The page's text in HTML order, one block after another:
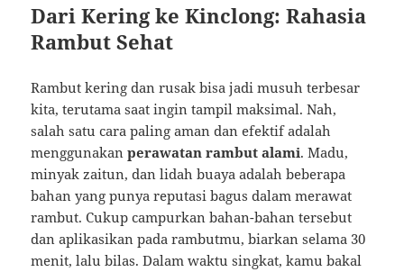
Dari Kering ke Kinclong: Rahasia
Rambut Sehat
Rambut kering dan rusak bisa jadi musuh terbesar
kita, terutama saat ingin tampil maksimal. Nah,
salah satu cara paling aman dan efektif adalah
menggunakanperawatan rambut alami. Madu,
minyak zaitun, dan lidah buaya adalah beberapa
bahan yang punya reputasi bagus dalam merawat
rambut. Cukup campurkan bahan-bahan tersebut
dan aplikasikan pada rambutmu, biarkan selama 30
menit, lalu bilas. Dalam waktu singkat, kamu bakal